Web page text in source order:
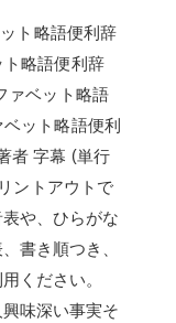
ト略語便利辞
略語便利辞
ァベット略語
ット略語便利
者 字幕 (単行
ントアウトで
や、ひらがな
書き順つき、
ください。
味深い事実そ